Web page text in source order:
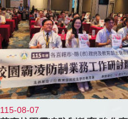
115-08-07